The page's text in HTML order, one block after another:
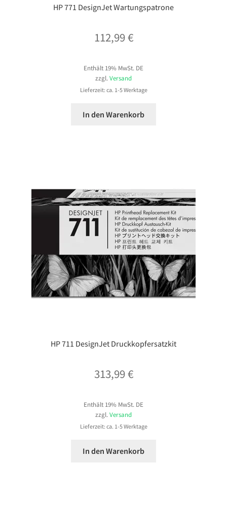
HP 771 DesignJet Wartungspatrone
112,99€
Enthält 19% MwSt. DE
zzgl. Versand
Lieferzeit: ca. 1-5 Werktage
In den Warenkorb
HP 711 DesignJet Druckkopfersatzkit
313,99€
Enthält 19% MwSt. DE
zzgl. Versand
Lieferzeit: ca. 1-5 Werktage
In den Warenkorb